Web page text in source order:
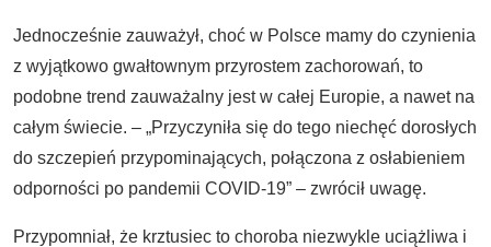
Jednocześnie zauważył, choć w Polsce mamy do czynienia
z wyjątkowo gwałtownym przyrostem zachorowań, to
podobne trend zauważalny jest w całej Europie, a nawet na
całym świecie. – „Przyczyniła się do tego niechęć dorosłych
do szczepień przypominających, połączona z osłabieniem
odporności po pandemii COVID-19” – zwrócił uwagę.
Przypomniał, że krztusiec to choroba niezwykle uciążliwa i